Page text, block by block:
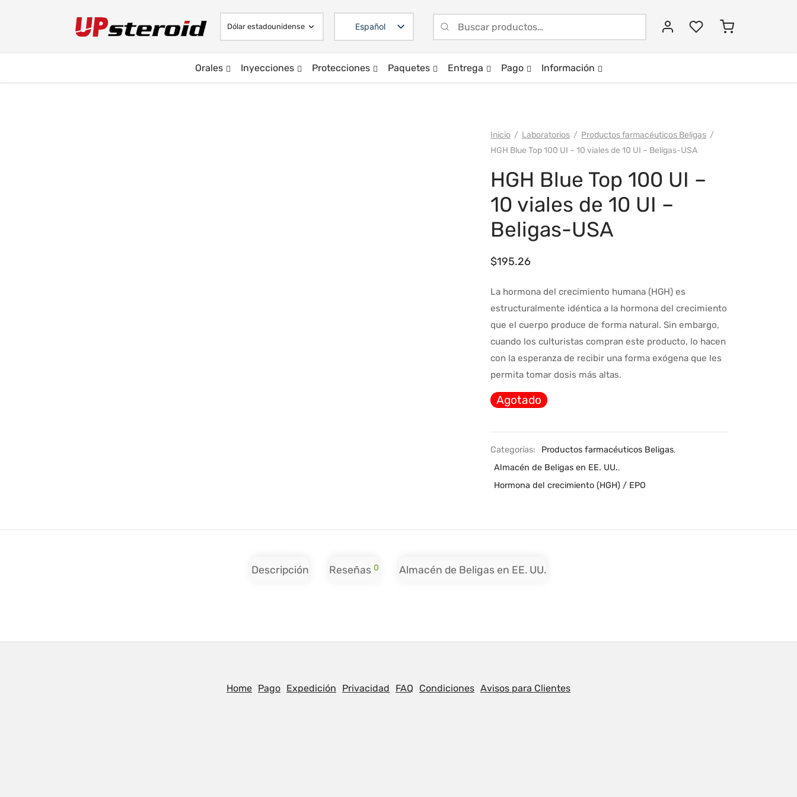
Español Buscar:
Orales Inyecciones Protecciones Paquetes Entrega Pago Información
Inicio / Laboratorios / Productos farmacéuticos Beligas /
HGH Blue Top 100 UI – 10 viales de 10 UI – Beligas-USA
HGH Blue Top 100 UI –
10 viales de 10 UI –
Beligas-USA
$195.26
La hormona del crecimiento humana (HGH) es
estructuralmente idéntica a la hormona del crecimiento
que el cuerpo produce de forma natural. Sin embargo,
cuando los culturistas compran este producto, lo hacen
con la esperanza de recibir una forma exógena que les
permita tomar dosis más altas.
Agotado
Categorías: Productos farmacéuticos Beligas,
Almacén de Beligas en EE. UU.,
Hormona del crecimiento (HGH) / EPO
Descripción Reseñas 0 Almacén de Beligas en EE. UU.
Home Pago Expedición Privacidad FAQ Condiciones Avisos para Clientes